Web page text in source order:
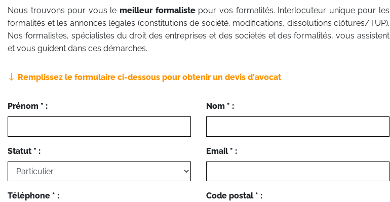
Nous trouvons pour vous lemeilleur formaliste pour vos formalités. Interlocuteur unique pour les
formalités et les annonces légales (constitutions de société, modifications, dissolutions clôtures/TUP).
Nos formalistes, spécialistes du droit des entreprises et des sociétés et des formalités, vous assistent
et vous guident dans ces démarches.
Remplissez le formulaire ci-dessous pour obtenir un devis d'avocat
Prénom * : Nom * :
Statut * : Email * :
Téléphone * : Code postal * :